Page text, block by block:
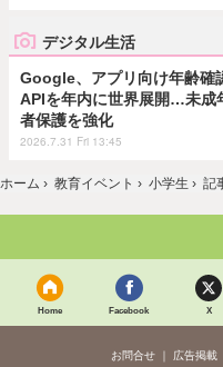
デジタル生活
Google、アプリ向け年齢確
APIを年内に世界展開…未成
者保護を強化
2026.7.31 Fri 13:45
ホーム › 教育イベント › 小学生 › 記
Home Facebook X
お問合せ 広告掲載